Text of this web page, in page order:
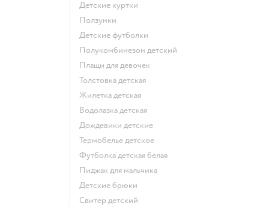
Детские куртки
Ползунки
Детские футболки
Полукомбинезон детский
Плащи для девочек
Толстовка детская
Жилетка детская
Водолазка детская
Дождевики детские
Термобелье детское
Футболка детская белая
Пиджак для мальчика
Детские брюки
Свитер детский